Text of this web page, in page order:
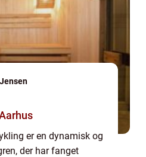
er en dynamisk og
der har fanget